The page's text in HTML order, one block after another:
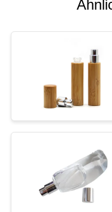
ANGEBOT
ANFORDERN
SITEMAP
PRIVACY
POLICY